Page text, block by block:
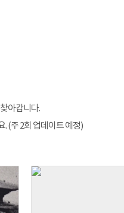
아갑니다.
(주 2회 업데이트 예정)